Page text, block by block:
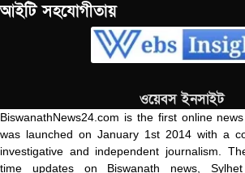
আইটি সহযোগীতায়
ওয়েবস ইনসাইট
BiswanathNews24.com is the first online
was launched on January 1st 2014 with a
investigative and independent journalism.
time updates on Biswanath news,